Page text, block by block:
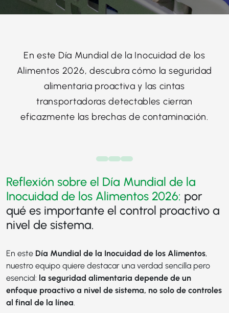
En este Día Mundial de la Inocuidad de los
Alimentos 2026, descubra cómo la seguridad
alimentaria proactiva y las cintas
transportadoras detectables cierran
eficazmente las brechas de contaminación.
Reflexión sobre el Día Mundial de la
Inocuidad de los Alimentos 2026: por
qué es importante el control proactivo a
nivel de sistema.
En este Día Mundial de la Inocuidad de los Alimentos,
nuestro equipo quiere destacar una verdad sencilla pero
esencial: la seguridad alimentaria depende de un
enfoque proactivo a nivel de sistema, no solo de controles
al final de la línea.